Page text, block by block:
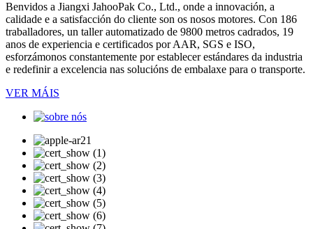
Benvidos a Jiangxi JahooPak Co., Ltd., onde a innovación, a
calidade e a satisfacción do cliente son os nosos motores. Con 186
traballadores, un taller automatizado de 9800 metros cadrados, 19
anos de experiencia e certificados por AAR, SGS e ISO,
esforzámonos constantemente por establecer estándares da industria
e redefinir a excelencia nas solucións de embalaxe para o transporte.
VER MÁIS